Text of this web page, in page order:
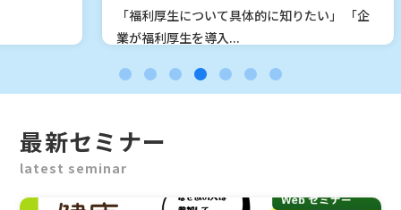
メリットなどをわかりやすく解説
「福利厚生について具体的に知りたい」 「企
業が福利厚生を導入...
最新セミナー
latest seminar